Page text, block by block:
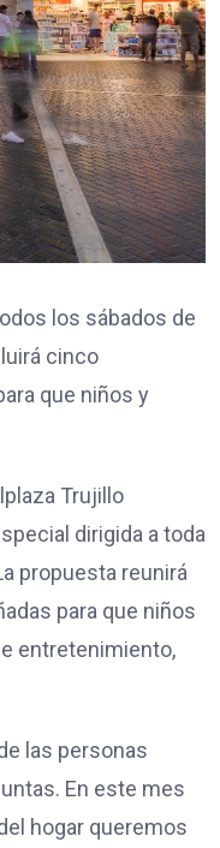
los sábados de
cinco
que niños y
Trujillo
dirigida a toda
propuesta reunirá
para que niños
entretenimiento,
las personas
En este mes
hogar queremos